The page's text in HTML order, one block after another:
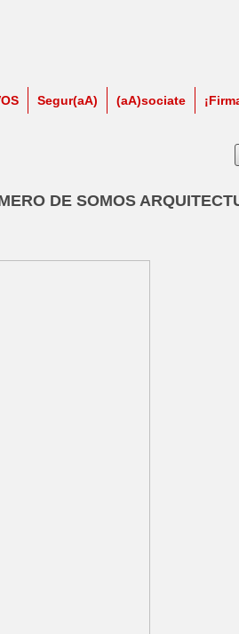
Segur(aA) (aA)sociate
DE SOMOS